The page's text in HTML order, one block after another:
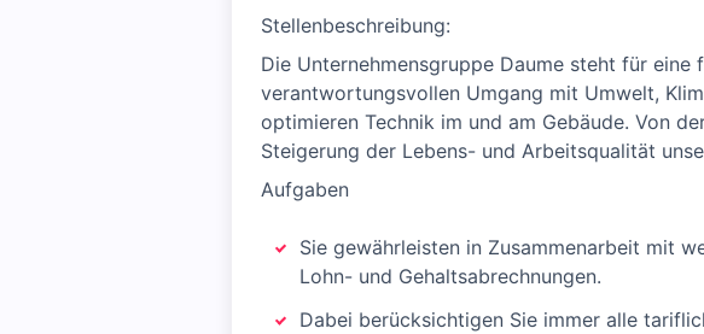
Stellenbeschreibung:
Die Unternehmensgruppe Daume steht für
verantwortungsvollen Umgang mit Umwelt,
optimieren Technik im und am Gebäude. Von
Steigerung der Lebens- und Arbeitsqualität
Aufgaben
Sie gewährleisten in Zusammenarbeit mit
Lohn- und Gehaltsabrechnungen.
Dabei berücksichtigen Sie immer alle